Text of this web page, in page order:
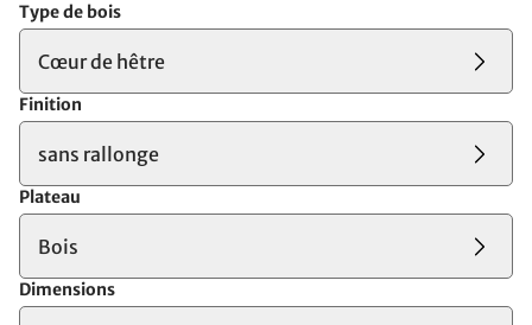
Type de bois
Cœur de hêtre
Finition
sans rallonge
Plateau
Bois
Dimensions